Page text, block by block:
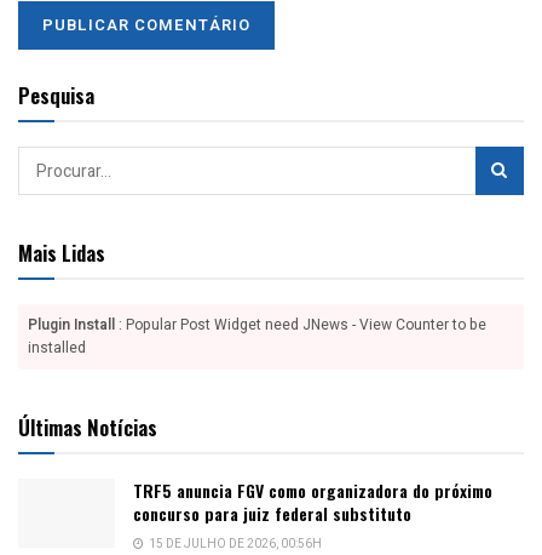
Pesquisa
Mais Lidas
Plugin Install : Popular Post Widget need JNews - View Counter to be
installed
Últimas Notícias
TRF5 anuncia FGV como organizadora do próximo
concurso para juiz federal substituto
15 DE JULHO DE 2026, 00:56H